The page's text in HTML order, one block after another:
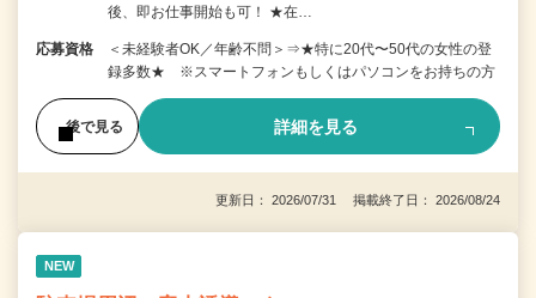
後、即お仕事開始も可！ ★在…
応募資格
＜未経験者OK／年齢不問＞⇒★特に20代〜50代の女性の登
録多数★ ※スマートフォンもしくはパソコンをお持ちの方
後で見る 詳細を見る
更新日： 2026/07/31 掲載終了日： 2026/08/24
NEW